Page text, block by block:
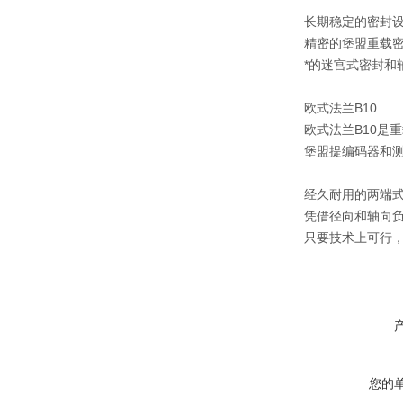
长期稳定的密封
精密的堡盟重载
*的迷宫式密封和
欧式法兰B10
欧式法兰B10是
堡盟提编码器和
经久耐用的两端
凭借径向和轴向
只要技术上可行
您的